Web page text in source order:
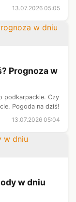
sporo opadów
13.07.2026 05:05
Prognoza w
podkarpackie. Czy
Pogoda na dziś!
13.07.2026 05:04
w dniu